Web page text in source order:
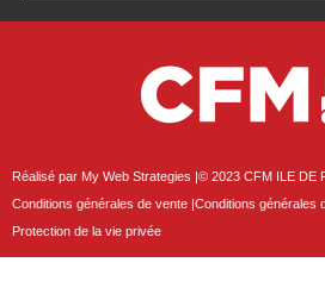
Réalisé par My Web Strategies |© 2023 CFM ILE DE
Conditions générales de vente |Conditions générales
Protection de la vie privée